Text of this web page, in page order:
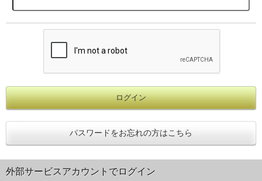
パスワードをお忘れの方はこちら
外部サービスアカウントでログイン